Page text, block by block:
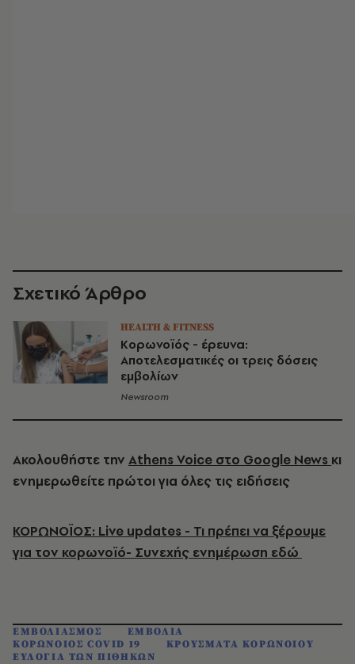
Σχετικό Άρθρο
HEALTH & FITNESS
Κορωνοϊός - έρευνα:
Αποτελεσματικές οι τρεις δόσεις
εμβολίων
Newsroom
Ακολουθήστε την Athens Voice στο Google News κι
ενημερωθείτε πρώτοι για όλες τις ειδήσεις
ΚΟΡΩΝΟΪΟΣ: Live updates - Τι πρέπει να ξέρουμε
για τον κορωνοϊό- Συνεχής ενημέρωση εδώ
ΕΜΒΟΛΙΑΣΜΟΣ
ΕΜΒΟΛΙΑ
ΚΟΡΩΝΟΙΟΣ COVID 19
ΚΡΟΥΣΜΑΤΑ ΚΟΡΩΝΟΙΟΥ
ΕΥΛΟΓΙΑ ΤΩΝ ΠΙΘΗΚΩΝ